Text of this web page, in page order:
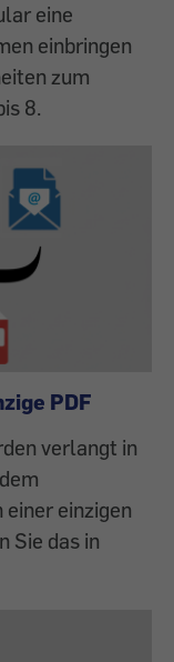
eine
einbringen
zum
8.
PDF
verlangt in
einzigen
Sie das in